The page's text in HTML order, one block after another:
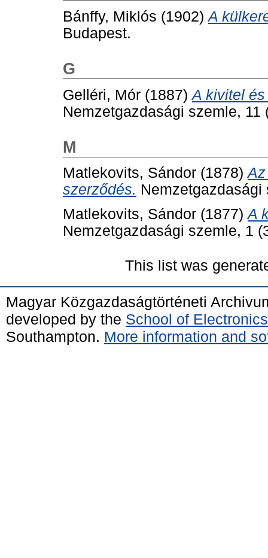
Bánffy, Miklós (1902)A
Budapest.
G
Gelléri, Mór (1887)A kivitel
Nemzetgazdasági szemle, 11
M
Matlekovits, Sándor (1878)
szerződés. Nemzetgazdasági
Matlekovits, Sándor (1877)A
Nemzetgazdasági szemle, 1
This list was
Magyar Közgazdaságtörténeti
developed by the School of
Southampton. More information and